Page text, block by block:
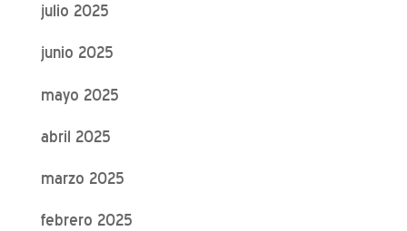
julio 2025
junio 2025
mayo 2025
abril 2025
marzo 2025
febrero 2025